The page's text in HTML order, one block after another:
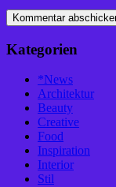
Kategorien
*News
Architektur
Beauty
Creative
Food
Inspiration
Interior
Stil